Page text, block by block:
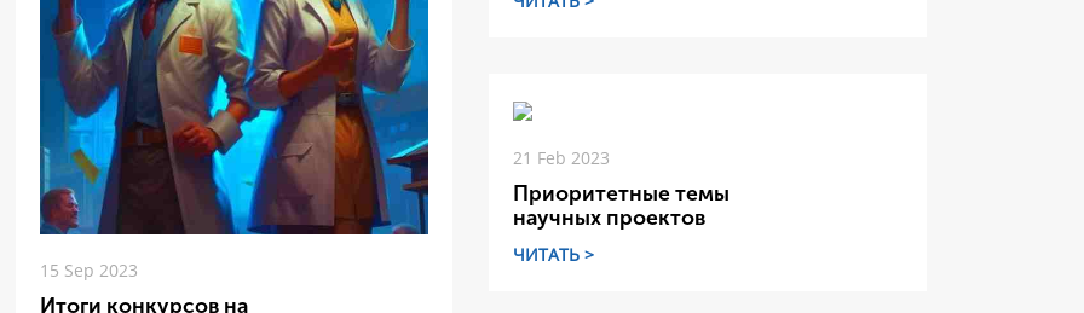
15 Sep 2023
Итоги конкурсов на
21 Feb 2023
Приоритетные темы
научных проектов
ЧИТАТЬ >